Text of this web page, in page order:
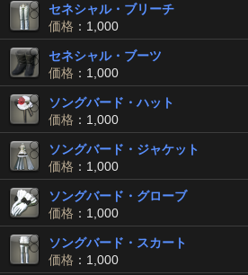
セネシャル・ブリーチ
価格 ：1,000
セネシャル・ブーツ
価格 ：1,000
ソングバード・ハット
価格 ：1,000
ソングバード・ジャケット
価格 ：1,000
ソングバード・グローブ
価格 ：1,000
ソングバード・スカート
価格 ：1,000